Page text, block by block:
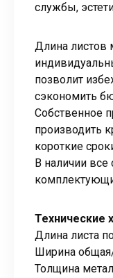
службы,
Длина листов
позволит
сэкономить
Собственное
производить
короткие
В наличии
Технические
Длина листа
Ширина
Толщина